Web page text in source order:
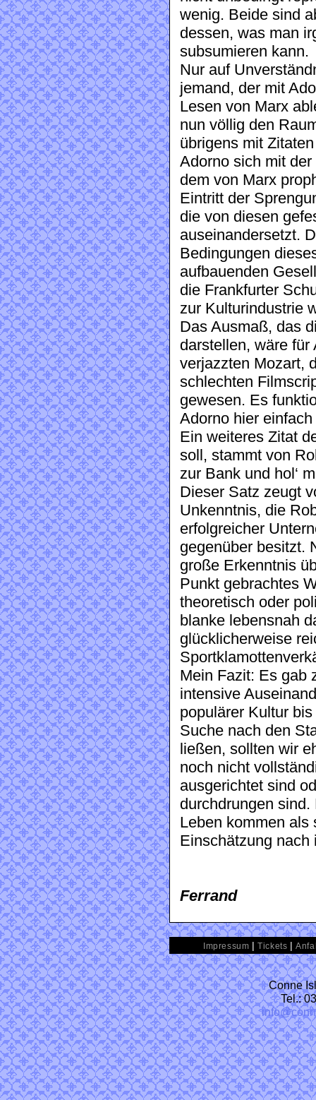
wenig. Beide sind
dessen, was man
subsumieren kann.
Nur auf
jemand, der mit
Lesen von Marx
nun völlig den
übrigens mit
Adorno sich mit
dem von Marx
Eintritt der
die von diesen
auseinandersetzt.
Bedingungen
aufbauenden
die Frankfurter
zur Kulturindustrie
Das Ausmaß, das
darstellen, wäre für
verjazzten Mozart,
schlechten
gewesen. Es
Adorno hier
Ein weiteres Zitat
soll, stammt von
zur Bank und hol‘
Dieser Satz zeugt
Unkenntnis, die
erfolgreicher
gegenüber besitzt.
große Erkenntnis
Punkt gebrachtes
theoretisch oder
blanke lebensnah
glücklicherweise
Mein Fazit: Es gab
intensive
populärer Kultur
Suche nach den
ließen, sollten wir
noch nicht
ausgerichtet sind
durchdrungen
Leben kommen als
Einschätzung nach
Ferrand
Impressum |Tickets |
Conne
Tel.: